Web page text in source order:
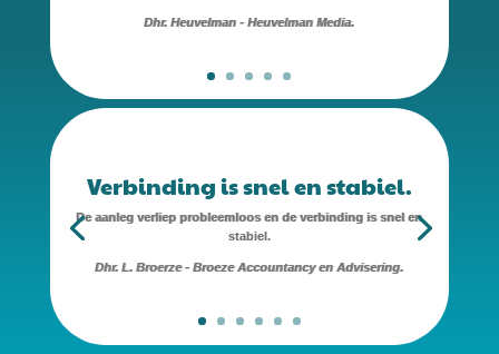
Dhr. Heuvelman - Heuvelman Media.
Verbinding is snel en stabiel.
De aanleg verliep probleemloos en de verbinding is snel en
stabiel.
Dhr. L. Broerze - Broeze Accountancy en Advisering.